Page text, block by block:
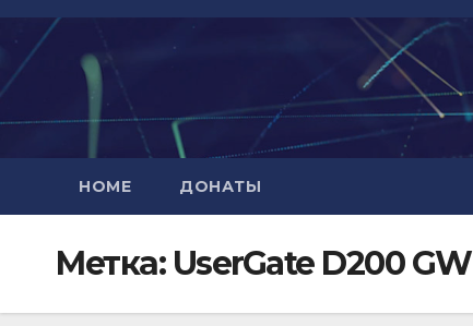
Перейти
содержимому
HOME ДОНАТЫ
Метка: UserGate D200 GW